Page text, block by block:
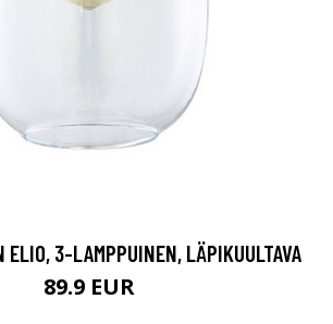
ELIO, 3-LAMPPUINEN, LÄPIKUULTAVA
89.9 EUR